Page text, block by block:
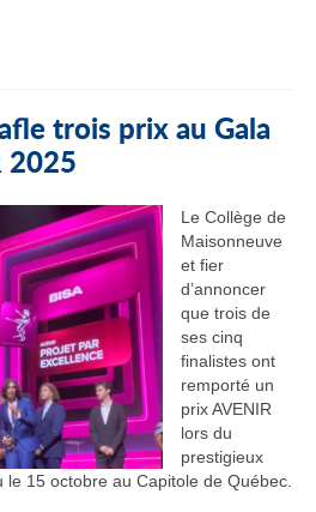
trois prix au Gala
2025
Le Collège de
Maisonneuve
et fier
d’annoncer
que trois de
ses cinq
finalistes ont
remporté un
prix AVENIR
lors du
prestigieux
le 15 octobre au Capitole de Québec.